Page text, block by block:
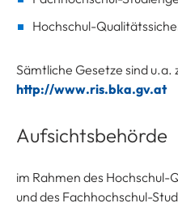
Hochschul-
Sämtliche Gesetze sind u.a.
http://www.ris.bka.gv.at
Aufsichtsbehörde
im Rahmen des
und des Fachhochschul-